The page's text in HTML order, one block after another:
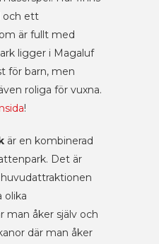
och ett
är fullt med
ligger i Magaluf
för barn, men
roliga för vuxna.
!
är en kombinerad
Det är
olika
man åker själv och
där man åker